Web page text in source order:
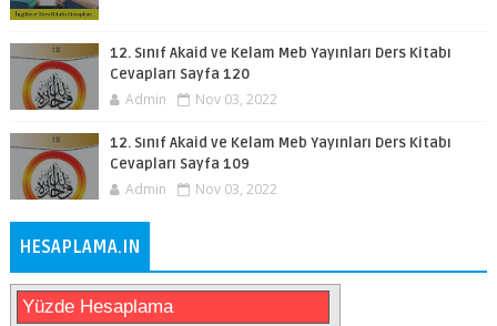
12. Sınıf Akaid ve Kelam Meb Yayınları Ders Kitabı
Cevapları Sayfa 120
Admin Nov 03, 2022
12. Sınıf Akaid ve Kelam Meb Yayınları Ders Kitabı
Cevapları Sayfa 109
Admin Nov 03, 2022
HESAPLAMA.IN
Yüzde Hesaplama